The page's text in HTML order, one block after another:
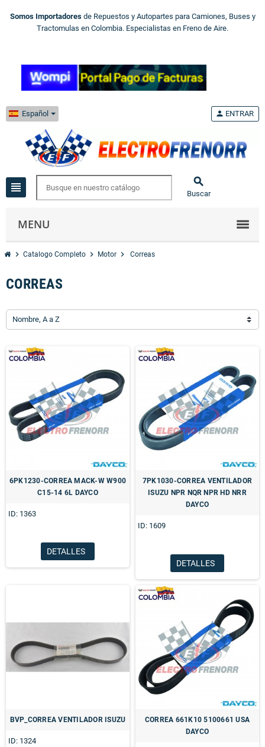
Somos Importadores de Repuestos y Autopartes para Camiones, Buses y
Tractomulas en Colombia. Especialistas en Freno de Aire.
Español
view_headline 
Buscar
person ENTRAR
MENU
chevron_right Catalogo Completo chevron_right Motor chevron_right Correas
CORREAS
Nombre, A a Z
6PK1230-CORREA MACK-W W900
C15-14 6L DAYCO
ID: 1363
DETALLES
7PK1030-CORREA VENTILADOR
ISUZU NPR NQR NPR HD NRR
DAYCO
ID: 1609
DETALLES
BVP_CORREA VENTILADOR ISUZU
ID: 1324
CORREA 661K10 5100661 USA
DAYCO